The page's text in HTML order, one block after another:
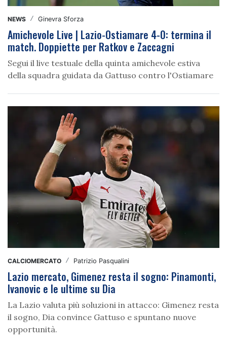
NEWS / Ginevra Sforza
Amichevole Live | Lazio-Ostiamare 4-0: termina il
match. Doppiette per Ratkov e Zaccagni
Segui il live testuale della quinta amichevole estiva
della squadra guidata da Gattuso contro l'Ostiamare
CALCIOMERCATO / Patrizio Pasqualini
Lazio mercato, Gimenez resta il sogno: Pinamonti,
Ivanovic e le ultime su Dia
La Lazio valuta più soluzioni in attacco: Gimenez resta
il sogno, Dia convince Gattuso e spuntano nuove
opportunità.